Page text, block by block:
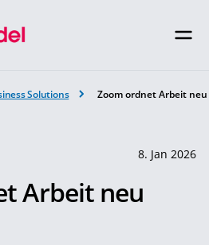
Solutions Zoom ordnet Arbeit neu
8. Jan 2026
Arbeit neu